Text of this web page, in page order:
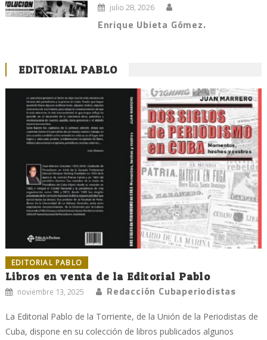
julio 28, 2026
Enrique Ubieta Gómez.
EDITORIAL PABLO
EDITORIAL PABLO
Libros en venta de la Editorial Pablo
noviembre 13, 2025 Redacción Cubaperiodistas
La Editorial Pablo de la Torriente, de la Unión de la Periodistas de
Cuba, dispone en su colección de libros publicados algunos